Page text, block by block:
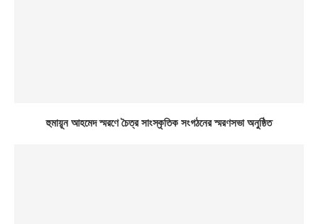
হুমায়ূন আহমেদ স্মরণে চৈত্র সাংস্কৃতিক সংগঠনের স্মরণসভা অনুষ্ঠিত